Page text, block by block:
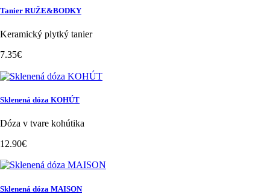
Tanier RUŽE&BODKY
Keramický plytký tanier
7.35€
Sklenená dóza KOHÚT
Dóza v tvare kohútika
12.90€
Sklenená dóza MAISON